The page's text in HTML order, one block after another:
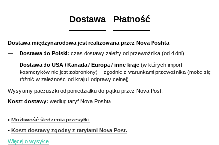
Dostawa Płatność
Dostawa międzynarodowa jest realizowana przez Nova Poshta
Dostawa do Polski: czas dostawy zależy od przewoźnika (od 4 dni).
Dostawa do USA / Kanada / Europa / inne kraje (w których import
kosmetyków nie jest zabroniony) – zgodnie z warunkami przewoźnika (może się
różnić w zależności od kraju i odprawy celnej).
Wysyłamy paczuszki od poniedziałku do piątku przez Nova Post.
Koszt dostawy: według taryf Nova Poshta.
• Możliwość śledzenia przesyłki.
• Koszt dostawy zgodny z taryfami Nova Post.
Więcej o wysyłce